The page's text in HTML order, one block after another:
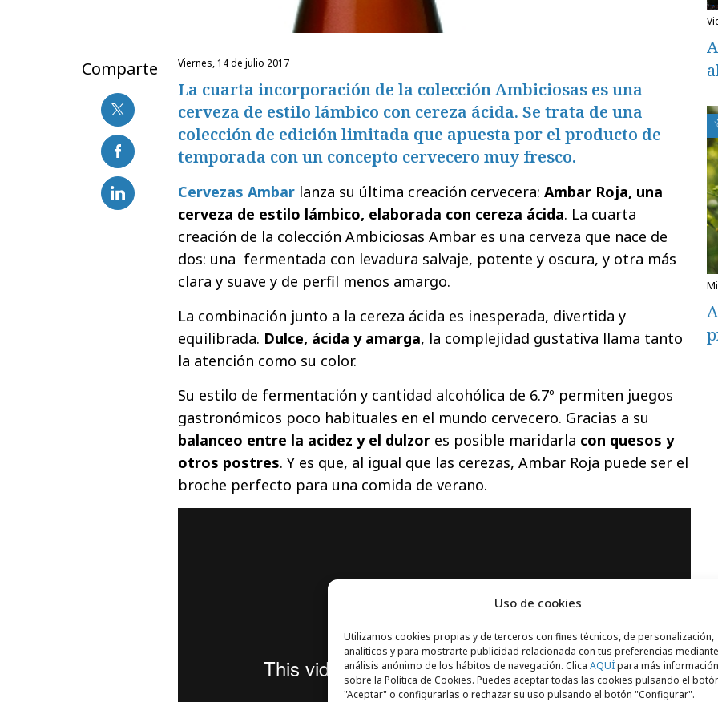
Uso de cookies
Utilizamos cookies propias y de terceros con fines técnicos, de personalización,
analíticos y para mostrarte publicidad relacionada con tus preferencias
análisis anónimo de los hábitos de navegación. Clica AQUÍpara más información
sobre la Política de Cookies. Puedes aceptar todas las cookies pulsando el
"Aceptar" o configurarlas o rechazar su uso pulsando el botón "Configurar".
Comparte viernes, 14 de julio 2017
La cuarta incorporación de la colección Ambiciosas es una
cerveza de estilo lámbico con cereza ácida. Se trata de una
colección de edición limitada que apuesta por el producto de
temporada con un concepto cervecero muy fresco.
Cervezas Ambar lanza su última creación cervecera: Ambar Roja, una
cerveza de estilo lámbico, elaborada con cereza ácida. La cuarta
creación de la colección Ambiciosas Ambar es una cerveza que nace de
dos: una fermentada con levadura salvaje, potente y oscura, y otra más
clara y suave y de perfil menos amargo.
La combinación junto a la cereza ácida es inesperada, divertida y
equilibrada. Dulce, ácida y amarga, la complejidad gustativa llama tanto
la atención como su color.
Su estilo de fermentación y cantidad alcohólica de 6.7º permiten juegos
gastronómicos poco habituales en el mundo cervecero. Gracias a su
balanceo entre la acidez y el dulzor es posible maridarla con quesos y
otros postres. Y es que, al igual que las cerezas, Ambar Roja puede ser el
broche perfecto para una comida de verano.